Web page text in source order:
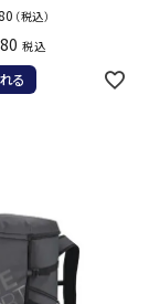
（税込）
税込
る